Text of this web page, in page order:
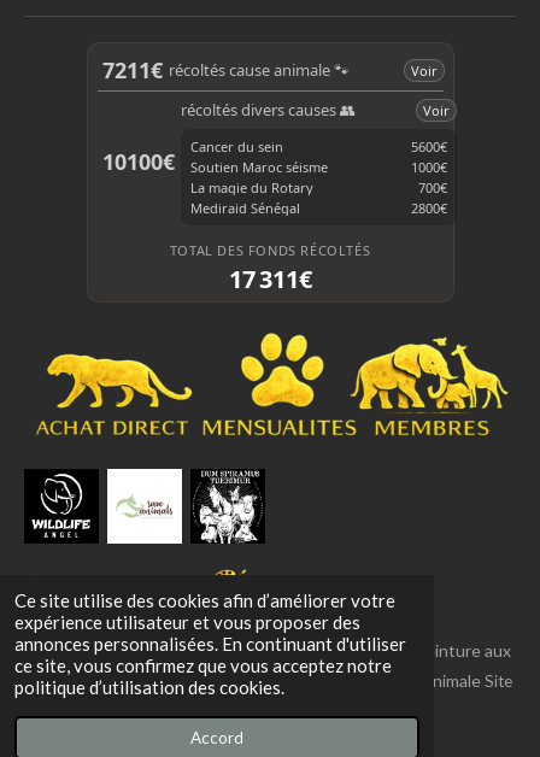
Ce site utilise des cookies afin d’améliorer votre
expérience utilisateur et vous proposer des
annonces personnalisées. En continuant d'utiliser
ce site, vous confirmez que vous acceptez notre
politique d’utilisation des cookies.
Accord
c
o
k
o
7211€ récoltés cause animale 🐾 Voir
10100€
récoltés divers causes 👥
Voir
Cancer du sein
5600€
Soutien Maroc séisme
1000€
La magie du Rotary
700€
Mediraid Sénégal
2800€
TOTAL DES FONDS RÉCOLTÉS
17 311€
© 2020–2026 NEPTCO ART — Vincent LENAERTS Peinture aux
Pattes – Un concept artistique engagé pour la cause animaleSite